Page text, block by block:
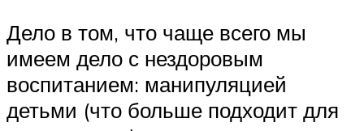
Дело в том, что чаще всего мы
имеем дело с нездоровым
воспитанием: манипуляцией
детьми (что больше подходит для